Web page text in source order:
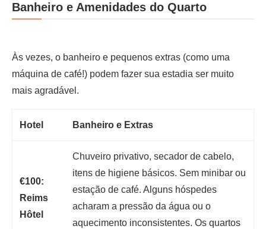
Banheiro e Amenidades do Quarto
Às vezes, o banheiro e pequenos extras (como uma
máquina de café!) podem fazer sua estadia ser muito
mais agradável.
Hotel Banheiro e Extras
€100:
Reims
Hôtel
Chuveiro privativo, secador de cabelo,
itens de higiene básicos. Sem minibar ou
estação de café. Alguns hóspedes
acharam a pressão da água ou o
aquecimento inconsistentes. Os quartos